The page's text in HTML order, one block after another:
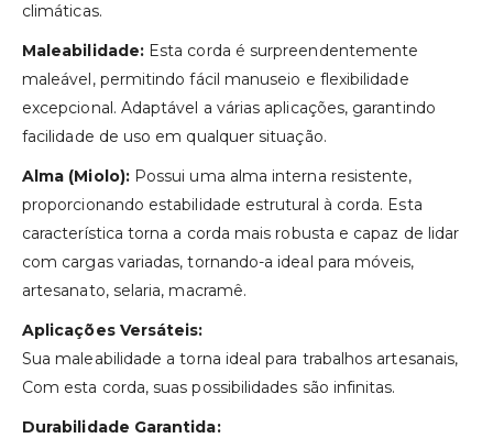
climáticas.
Maleabilidade:Esta corda é surpreendentemente
maleável, permitindo fácil manuseio e flexibilidade
excepcional. Adaptável a várias aplicações, garantindo
facilidade de uso em qualquer situação.
Alma (Miolo):Possui uma alma interna resistente,
proporcionando estabilidade estrutural à corda. Esta
característica torna a corda mais robusta e capaz de lidar
com cargas variadas, tornando-a ideal para móveis,
artesanato, selaria, macramê.
Aplicações Versáteis:
Sua maleabilidade a torna ideal para trabalhos artesanais,
Com esta corda, suas possibilidades são infinitas.
Durabilidade Garantida: